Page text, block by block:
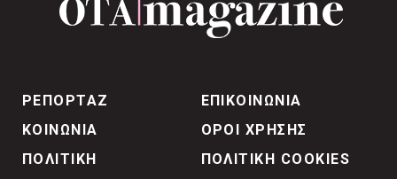
ΡΕΠΟΡΤΑΖ
ΚΟΙΝΩΝΙΑ
ΠΟΛΙΤΙΚΗ
ΕΠΙΚΟΙΝΩΝΙΑ
ΟΡΟΙ ΧΡΗΣΗΣ
ΠΟΛΙΤΙΚΗ COOKIES